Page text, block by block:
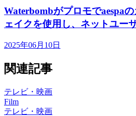
Waterbombがプロモでaespa
ェイクを使用し、ネットユー
2025年06月10日
関連記事
テレビ・映画
Film
テレビ・映画